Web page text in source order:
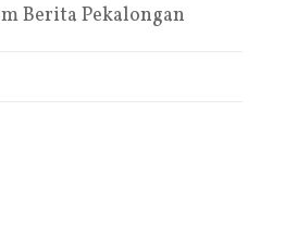
Berita Pekalongan